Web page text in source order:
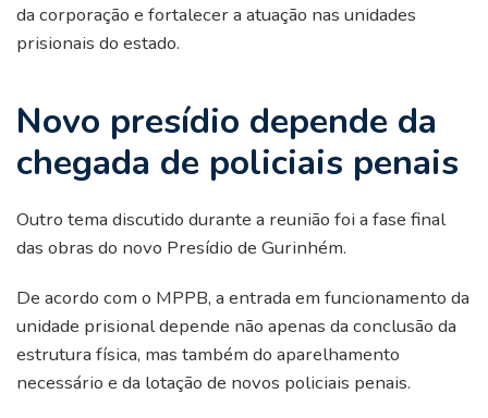
da corporação e fortalecer a atuação nas unidades
prisionais do estado.
Novo presídio depende da
chegada de policiais penais
Outro tema discutido durante a reunião foi a fase final
das obras do novo Presídio de Gurinhém.
De acordo com o MPPB, a entrada em funcionamento da
unidade prisional depende não apenas da conclusão da
estrutura física, mas também do aparelhamento
necessário e da lotação de novos policiais penais.